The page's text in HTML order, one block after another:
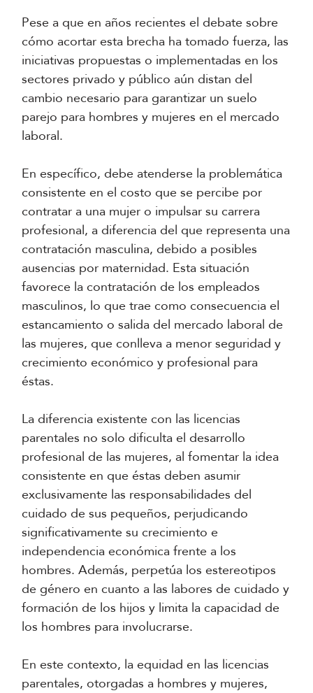
Pese a que en años recientes el debate sobre
cómo acortar esta brecha ha tomado fuerza, las
iniciativas propuestas o implementadas en los
sectores privado y público aún distan del
cambio necesario para garantizar un suelo
parejo para hombres y mujeres en el mercado
laboral.
En específico, debe atenderse la problemática
consistente en el costo que se percibe por
contratar a una mujer o impulsar su carrera
profesional, a diferencia del que representa una
contratación masculina, debido a posibles
ausencias por maternidad. Esta situación
favorece la contratación de los empleados
masculinos, lo que trae como consecuencia el
estancamiento o salida del mercado laboral de
las mujeres, que conlleva a menor seguridad y
crecimiento económico y profesional para
éstas.
La diferencia existente con las licencias
parentales no solo dificulta el desarrollo
profesional de las mujeres, al fomentar la idea
consistente en que éstas deben asumir
exclusivamente las responsabilidades del
cuidado de sus pequeños, perjudicando
significativamente su crecimiento e
independencia económica frente a los
hombres. Además, perpetúa los estereotipos
de género en cuanto a las labores de cuidado y
formación de los hijos y limita la capacidad de
los hombres para involucrarse.
En este contexto, la equidad en las licencias
parentales, otorgadas a hombres y mujeres,